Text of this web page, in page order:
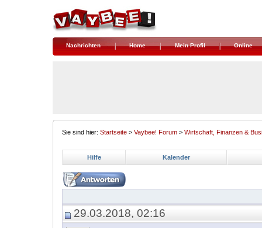
Nachrichten Home Mein Profil Online
Sie sind hier: Startseite > Vaybee! Forum > Wirtschaft, Finanzen &
Hilfe Kalender
29.03.2018, 02:16